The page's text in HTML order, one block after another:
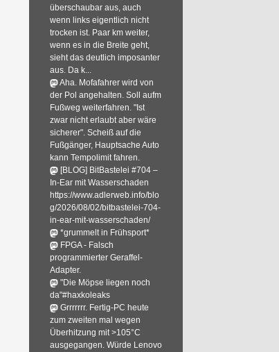
überschaubar aus, auch
wenn links eigentlich nicht
trocken ist. Paar km weiter,
wenn es in die Breite geht,
sieht das deutlich imposanter
aus. Da k...
Aha. Mofafahrer wird von
der Pol angehalten. Soll aufm
Fußweg weiterfahren. "Ist
zwar nicht erlaubt aber wäre
sicherer". Scheiß auf die
Fußgänger, Hauptsache Auto
kann Tempolimit fahren.
[BLOG] BitBastelei #704 –
In-Ear mit Wasserschaden
https://www.adlerweb.info/blo
g/2026/08/02/bitbastelei-704-
in-ear-mit-wasserschaden/
*grummelt in Frühsport*
FPGA - Falsch
programmierter Geraffel-
Adapter.
"Die Möpse liegen noch
da"#haxkoleaks
Grrrrrrr. Fertig-PC heute
zum zweiten mal wegen
Überhitzung mit >105°C
ausgegangen. Würde Lenovo